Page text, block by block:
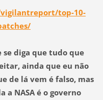
top-10-
diga que tudo que
ainda que eu não
de lá vem é falso, mas
a NASA é o governo